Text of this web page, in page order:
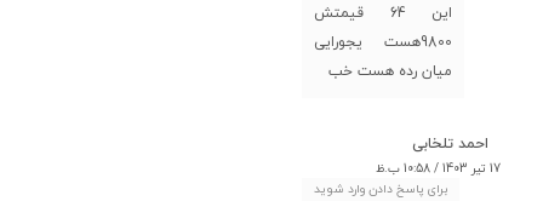
این 64 قیمتش
9800هست یجورایی
میان رده هست خب
احمد تلخابی
17 تیر 1403 / 10:58 ب.ظ
برای پاسخ دادن وارد شوید